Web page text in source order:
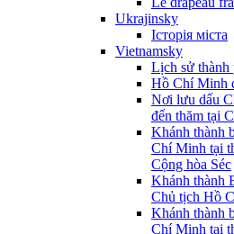
Ukrajinsky
Історія міста
Vietnamsky
Lịch sử thành
Hồ Chí Minh
Nơi lưu dấu
đến thăm tại
Khánh thành
Chí Minh tại
Cộng hòa Séc
Khánh thành
Chủ tịch Hồ
Khánh thành
Chí Minh tại